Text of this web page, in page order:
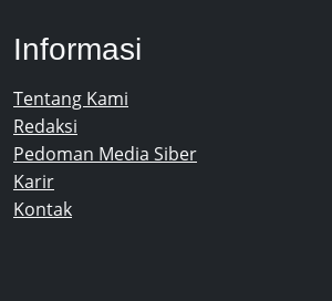
Informasi
Tentang Kami
Redaksi
Pedoman Media Siber
Karir
Kontak